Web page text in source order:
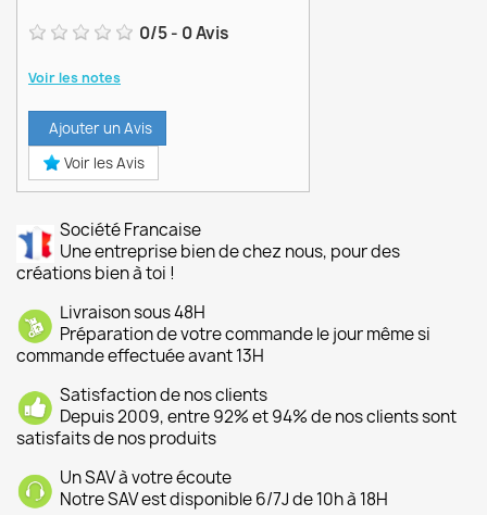
0/5- 0Avis
Voir les notes
Ajouter un Avis
Voir les Avis
Société Francaise
Une entreprise bien de chez nous, pour des
créations bien à toi !
Livraison sous 48H
Préparation de votre commande le jour même si
commande effectuée avant 13H
Satisfaction de nos clients
Depuis 2009, entre 92% et 94% de nos clients sont
satisfaits de nos produits
Un SAV à votre écoute
Notre SAV est disponible 6/7J de 10h à 18H